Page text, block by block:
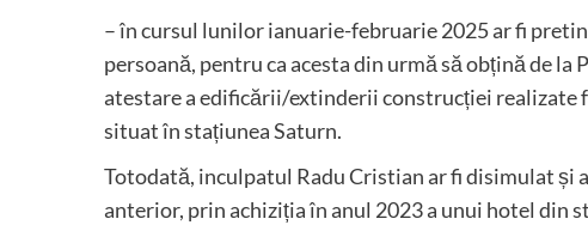
– în cursul lunilor ianuarie-februarie 2025 ar fi
persoană, pentru ca acesta din urmă să obțină de
atestare a edificării/extinderii construcției
situat în stațiunea Saturn.
Totodată, inculpatul Radu Cristian ar fi disimulat și
anterior, prin achiziția în anul 2023 a unui hotel din